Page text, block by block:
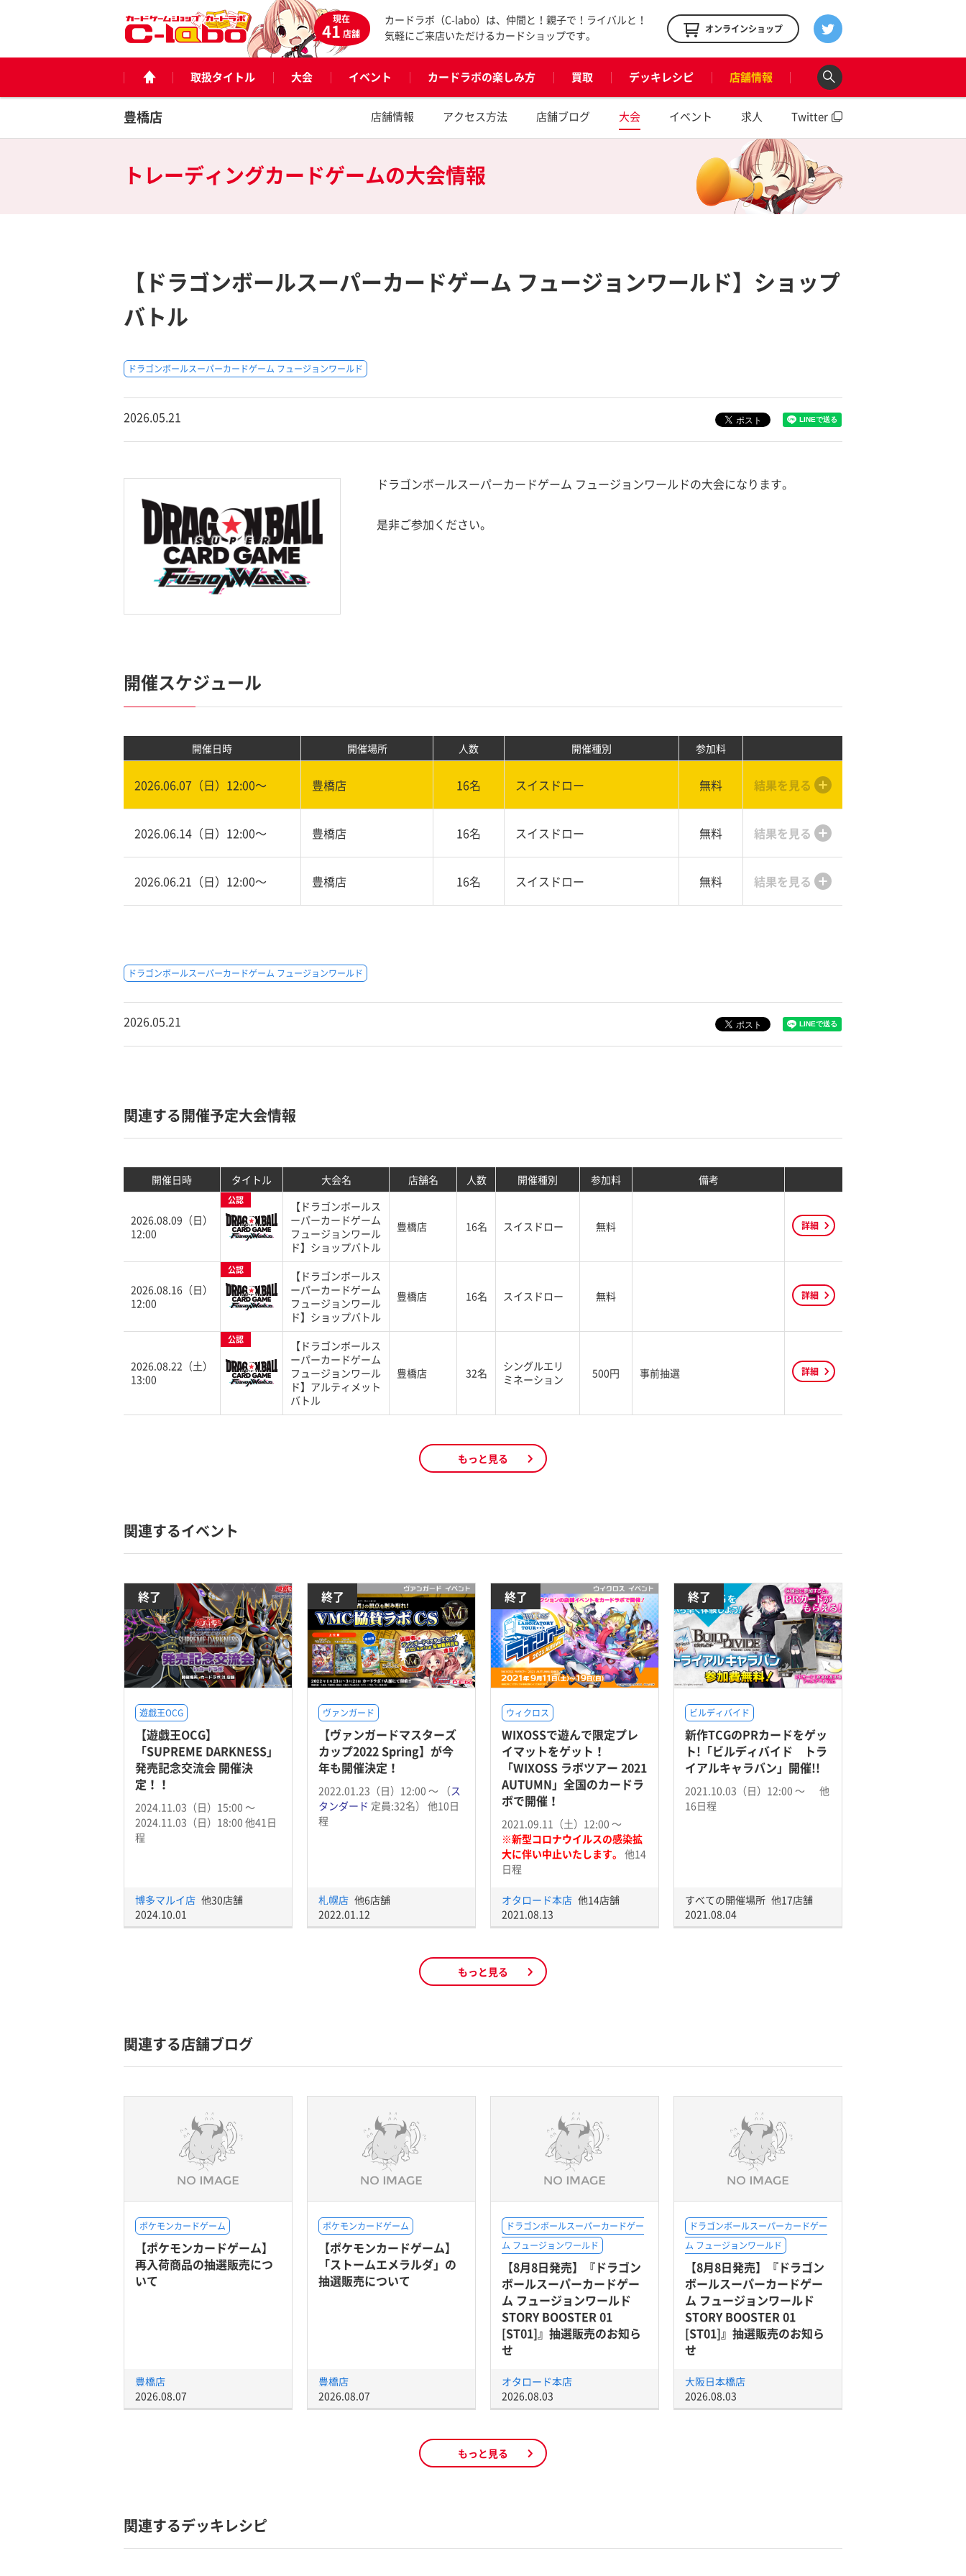
現在
41店舗
カードラボ（C-labo）は、仲間と！親子で！ライバルと！
気軽にご来店いただけるカードショップです。
オンラインショップ
取扱タイトル 大会 イベント カードラボの楽しみ方 買取 デッキレシピ 店舗情報
豊橋店 店舗情報 アクセス方法 店舗ブログ 大会 イベント 求人 Twitter
トレーディングカードゲームの大会情報
【ドラゴンボールスーパーカードゲーム フュージョンワールド】ショップ
バトル
ドラゴンボールスーパーカードゲーム フュージョンワールド
2026.05.21
ドラゴンボールスーパーカードゲーム フュージョンワールドの大会になります。
是非ご参加ください。
開催スケジュール
開催日時 開催場所 人数 開催種別 参加料
2026.06.07（日）12:00〜 豊橋店 16名 スイスドロー 無料 結果を見る
2026.06.14（日）12:00〜 豊橋店 16名 スイスドロー 無料 結果を見る
2026.06.21（日）12:00〜 豊橋店 16名 スイスドロー 無料 結果を見る
ドラゴンボールスーパーカードゲーム フュージョンワールド
2026.05.21
関連する開催予定大会情報
開催日時 タイトル 大会名 店舗名 人数 開催種別 参加料 備考
2026.08.09（日）
12:00
公認
【ドラゴンボールス
ーパーカードゲーム
フュージョンワール
ド】ショップバトル
豊橋店 16名 スイスドロー 無料 詳細
2026.08.16（日）
12:00
公認
【ドラゴンボールス
ーパーカードゲーム
フュージョンワール
ド】ショップバトル
豊橋店 16名 スイスドロー 無料 詳細
2026.08.22（土）
13:00
公認
【ドラゴンボールス
ーパーカードゲーム
フュージョンワール
ド】アルティメット
バトル
豊橋店 32名
シングルエリ
ミネーション
500円 事前抽選 詳細
もっと見る
関連するイベント
終了
遊戯王OCG
【遊戯王OCG】
「SUPREME DARKNESS」
発売記念交流会 開催決
定！！
2024.11.03（日）15:00 〜
2024.11.03（日）18:00 他41日
程
博多マルイ店 他30店舗
2024.10.01
終了
ヴァンガード
【ヴァンガードマスターズ
カップ2022 Spring】が今
年も開催決定！
2022.01.23（日）12:00 〜 （ス
タンダード 定員:32名） 他10日
程
札幌店 他6店舗
2022.01.12
終了
ウィクロス
WIXOSSで遊んで限定プレ
イマットをゲット！
「WIXOSS ラボツアー 2021
AUTUMN」全国のカードラ
ボで開催！
2021.09.11（土）12:00 〜
※新型コロナウイルスの感染拡
大に伴い中止いたします。 他14
日程
オタロード本店 他14店舗
2021.08.13
終了
ビルディバイド
新作TCGのPRカードをゲッ
ト!「ビルディバイド トラ
イアルキャラバン」開催!!
2021.10.03（日）12:00 〜 他
16日程
すべての開催場所 他17店舗
2021.08.04
もっと見る
関連する店舗ブログ
ポケモンカードゲーム
【ポケモンカードゲーム】
再入荷商品の抽選販売につ
いて
豊橋店
2026.08.07
ポケモンカードゲーム
【ポケモンカードゲーム】
「ストームエメラルダ」の
抽選販売について
豊橋店
2026.08.07
ドラゴンボールスーパーカードゲー
ム フュージョンワールド
【8月8日発売】『ドラゴン
ボールスーパーカードゲー
ム フュージョンワールド
STORY BOOSTER 01
[ST01]』抽選販売のお知ら
せ
オタロード本店
2026.08.03
ドラゴンボールスーパーカードゲー
ム フュージョンワールド
【8月8日発売】『ドラゴン
ボールスーパーカードゲー
ム フュージョンワールド
STORY BOOSTER 01
[ST01]』抽選販売のお知ら
せ
大阪日本橋店
2026.08.03
もっと見る
関連するデッキレシピ